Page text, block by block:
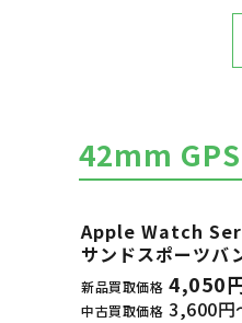
42mm GPS
Apple Watch
サンドスポーツバ
新品買取価格 4,050
中古買取価格 3,600円